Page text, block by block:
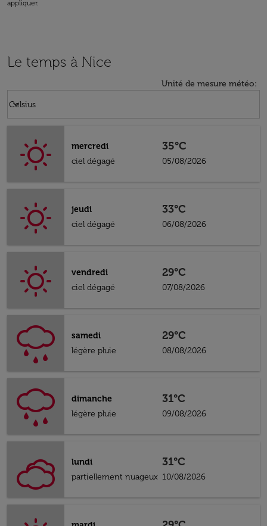
appliquer.
Le temps à Nice
Unité de mesure météo:
Celsius
keyboard_arrow_down
mercredi
ciel dégagé
35°C
05/08/2026
jeudi
ciel dégagé
33°C
06/08/2026
vendredi
ciel dégagé
29°C
07/08/2026
samedi
légère pluie
29°C
08/08/2026
dimanche
légère pluie
31°C
09/08/2026
lundi
partiellement nuageux
31°C
10/08/2026